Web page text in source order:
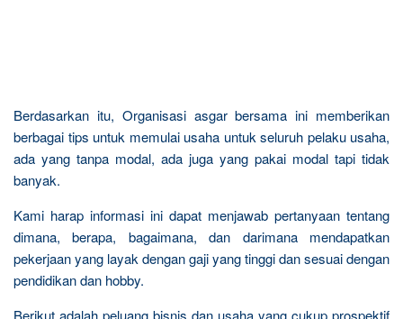
Berdasarkan itu, Organisasi asgar bersama ini memberikan
berbagai tips untuk memulai usaha untuk seluruh pelaku usaha,
ada yang tanpa modal, ada juga yang pakai modal tapi tidak
banyak.
Kami harap informasi ini dapat menjawab pertanyaan tentang
dimana, berapa, bagaimana, dan darimana mendapatkan
pekerjaan yang layak dengan gaji yang tinggi dan sesuai dengan
pendidikan dan hobby.
Berikut adalah peluang bisnis dan usaha yang cukup prospektif